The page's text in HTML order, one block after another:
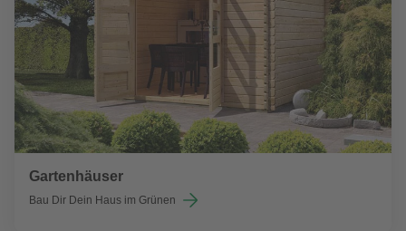
Gartenhäuser
Bau Dir Dein Haus im Grünen